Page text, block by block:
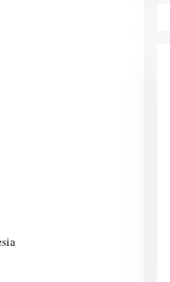
IV
Selatan